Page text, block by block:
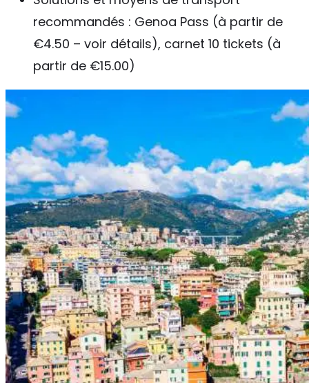
recommandés : Genoa Pass (à partir de
€4.50 – voir détails), carnet 10 tickets (à
partir de €15.00)